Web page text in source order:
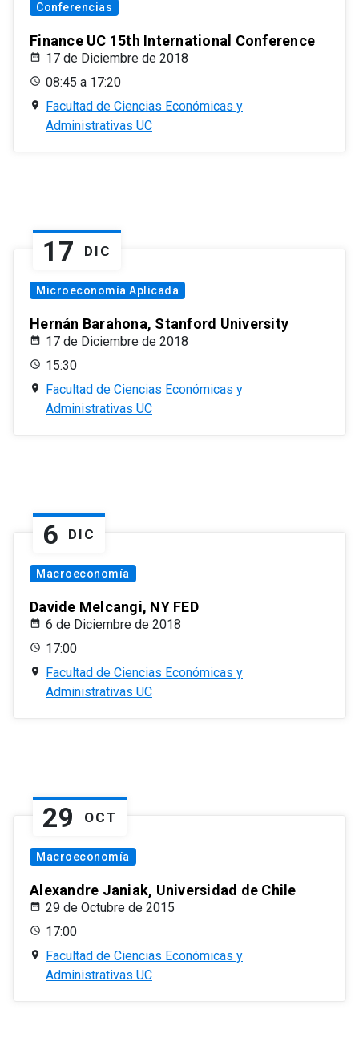
Conferencias
Finance UC 15th International Conference
17 de Diciembre de 2018
08:45 a 17:20
Facultad de Ciencias Económicas y
Administrativas UC
17 DIC
Microeconomía Aplicada
Hernán Barahona, Stanford University
17 de Diciembre de 2018
15:30
Facultad de Ciencias Económicas y
Administrativas UC
6 DIC
Macroeconomía
Davide Melcangi, NY FED
6 de Diciembre de 2018
17:00
Facultad de Ciencias Económicas y
Administrativas UC
29 OCT
Macroeconomía
Alexandre Janiak, Universidad de Chile
29 de Octubre de 2015
17:00
Facultad de Ciencias Económicas y
Administrativas UC